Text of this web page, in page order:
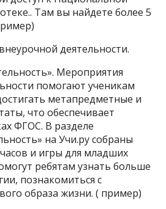
Там вы найдете более 5
деятельности.
Мероприятия
помогают ученикам
метапредметные и
что обеспечивает
ФГОС. В разделе
на Учи.ру собраны
и игры для младших
ребятам узнать больше
познакомиться с
образа жизни. ( пример)